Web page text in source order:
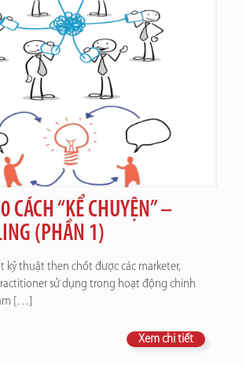
CÁCH “KỂ CHUYỆN” –
(PHẦN 1)
kỹ thuật then chốt được các marketer,
sử dụng trong hoạt động chinh
[…]
Xem chi tiết